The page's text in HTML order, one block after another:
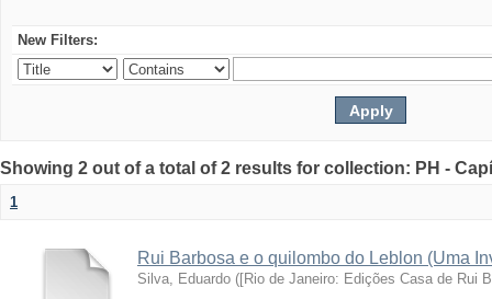
New Filters:
Showing 2 out of a total of 2 results for collection: PH -
1
Rui Barbosa e o quilombo do Leblon (Uma
Silva, Eduardo ([Rio de Janeiro: Edições Casa de Rui